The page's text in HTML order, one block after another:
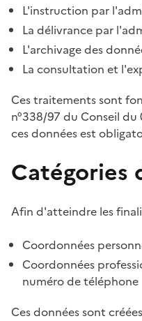
L'instruction par
La délivrance par
L'archivage des
La consultation et
Ces traitements sont
n°338/97 du Conseil
ces données est
Catégories
Afin d'atteindre les
Coordonnées
Coordonnées
numéro de téléphone
Ces données sont